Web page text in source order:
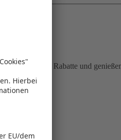
Sie attraktive Rabatte und